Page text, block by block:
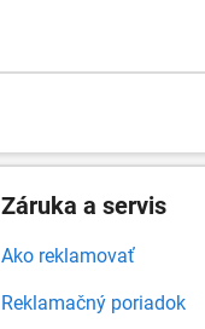
Záruka a servis
Ako reklamovať
Reklamačný poriadok